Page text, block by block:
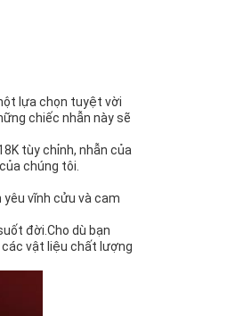
lựa chọn tuyệt vời
chiếc nhẫn này sẽ
tùy chỉnh, nhẫn của
chúng tôi.
vĩnh cửu và cam
đời.Cho dù bạn
vật liệu chất lượng